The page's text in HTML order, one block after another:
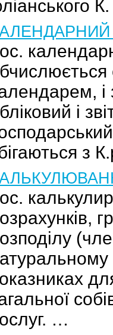
і
і
з
…